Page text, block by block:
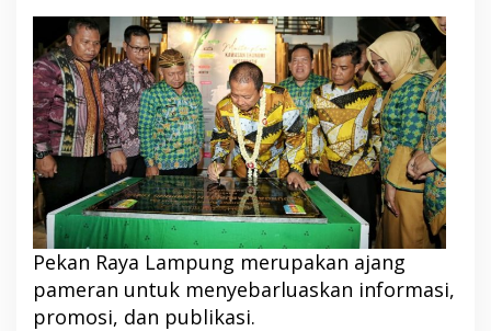
Pekan Raya Lampung merupakan ajang
pameran untuk menyebarluaskan informasi,
promosi, dan publikasi.